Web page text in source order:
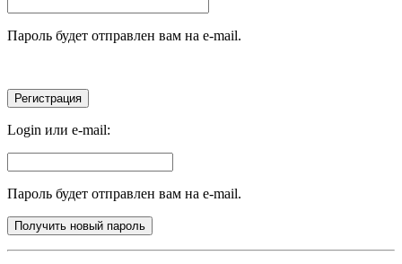
Пароль будет отправлен вам на e-mail.
Login или e-mail:
Пароль будет отправлен вам на e-mail.